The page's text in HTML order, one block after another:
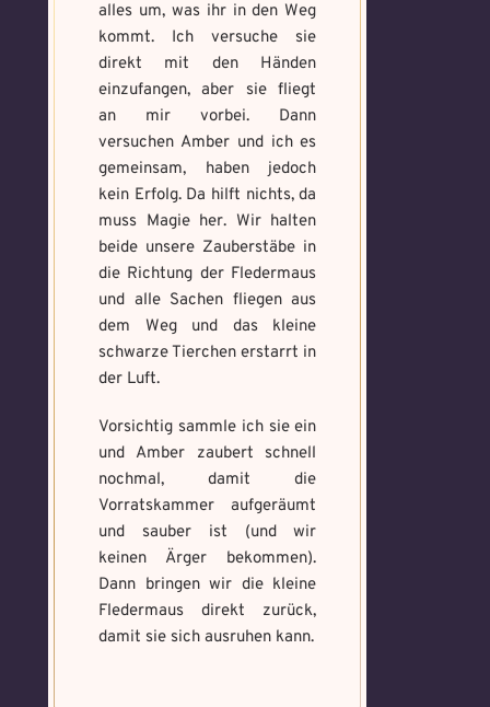
alles um, was ihr in den Weg
kommt. Ich versuche sie
direkt mit den Händen
einzufangen, aber sie fliegt
an mir vorbei. Dann
versuchen Amber und ich es
gemeinsam, haben jedoch
kein Erfolg. Da hilft nichts, da
muss Magie her. Wir halten
beide unsere Zauberstäbe in
die Richtung der Fledermaus
und alle Sachen fliegen aus
dem Weg und das kleine
schwarze Tierchen erstarrt in
der Luft.
Vorsichtig sammle ich sie ein
und Amber zaubert schnell
nochmal, damit die
Vorratskammer aufgeräumt
und sauber ist (und wir
keinen Ärger bekommen).
Dann bringen wir die kleine
Fledermaus direkt zurück,
damit sie sich ausruhen kann.
Absenden
Absenden